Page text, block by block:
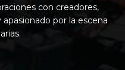
con creadores,
por la escena